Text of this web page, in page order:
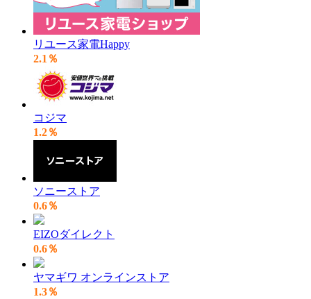
リユース家電Happy
2.1％
コジマ
1.2％
ソニーストア
0.6％
EIZOダイレクト
0.6％
ヤマギワ オンラインストア
1.3％